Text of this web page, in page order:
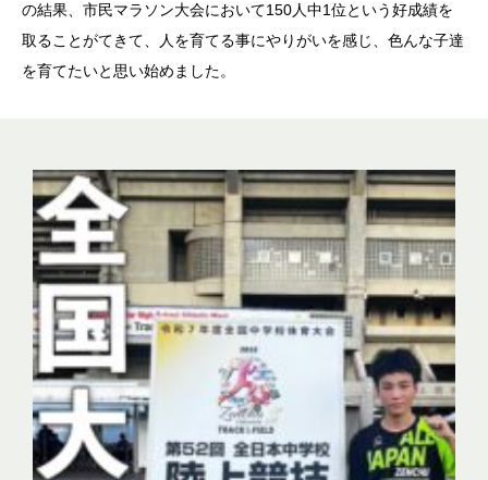
の結果、市民マラソン大会において150人中1位という好成績を
取ることがてきて、
人を育てる事にやりがいを感じ、色んな子達
を育てたいと思い始めました。